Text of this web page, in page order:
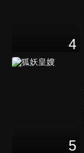
4
5